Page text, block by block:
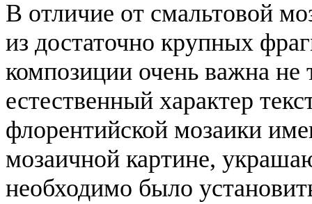
В отличие от смальтовой
из достаточно крупных
композиции очень важна не
естественный характер
флорентийской мозаики
мозаичной картине,
необходимо было